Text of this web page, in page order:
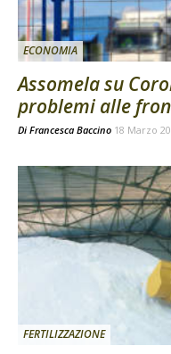
ECONOMIA
Assomela su
problemi alle
Di Francesca Baccino 18 Marzo
FERTILIZZAZIONE